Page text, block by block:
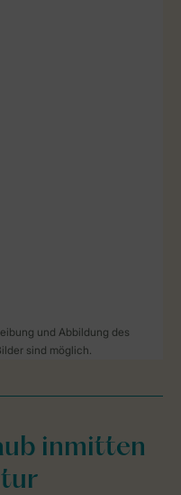
und Abbildung des
sind möglich.
inmitten